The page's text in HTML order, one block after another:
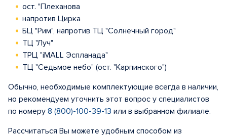
ост. "Плеханова
напротив Цирка
БЦ "Рим", напротив ТЦ "Солнечный город"
ТЦ "Луч"
ТРЦ "iMALL Эспланада"
ТЦ "Седьмое небо" (ост. "Карпинского")
Обычно, необходимые комплектующие всегда в наличии,
но рекомендуем уточнить этот вопрос у специалистов
по номеру 8 (800)-100-39-13 или в выбранном филиале.
Рассчитаться Вы можете удобным способом из